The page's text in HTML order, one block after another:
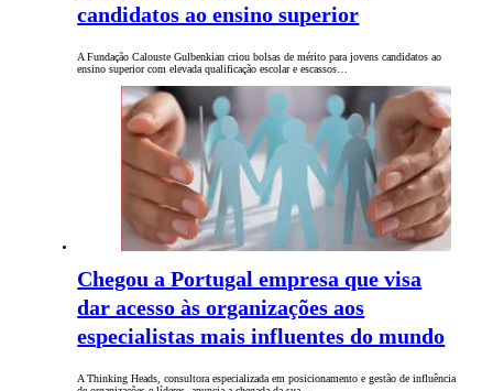
candidatos ao ensino superior
A Fundação Calouste Gulbenkian criou bolsas de mérito para jovens candidatos ao
ensino superior com elevada qualificação escolar e escassos…
Chegou a Portugal empresa que visa
dar acesso às organizações aos
especialistas mais influentes do mundo
A Thinking Heads, consultora especializada em posicionamento e gestão de influência